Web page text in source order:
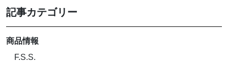
記事カテゴリー
商品情報
F.S.S.